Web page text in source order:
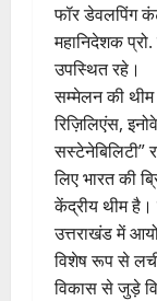
फॉर डेवलपिंग
महानिदेशक प्रो.
उपस्थित रहे।
सम्मेलन की थीम
रिज़िलिएंस,
सस्टेनेबिलिटी”
लिए भारत की
केंद्रीय थीम है।
उत्तराखंड में
विशेष रूप से
विकास से जुड़े